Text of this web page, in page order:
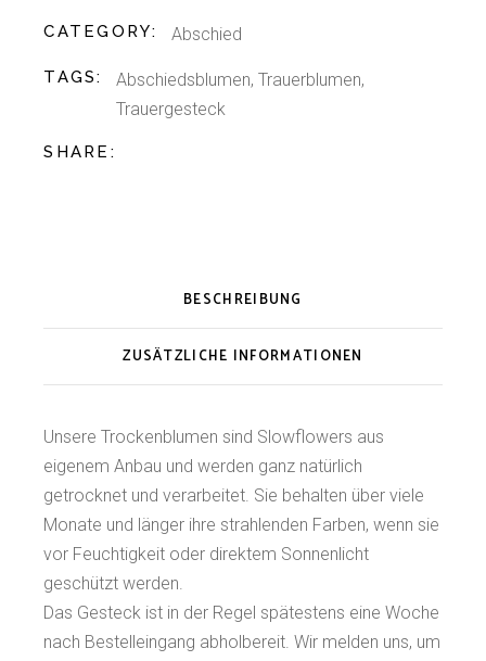
CATEGORY: Abschied
TAGS: Abschiedsblumen, Trauerblumen,
Trauergesteck
SHARE:
BESCHREIBUNG
ZUSÄTZLICHE INFORMATIONEN
Unsere Trockenblumen sind Slowflowers aus
eigenem Anbau und werden ganz natürlich
getrocknet und verarbeitet. Sie behalten über viele
Monate und länger ihre strahlenden Farben, wenn sie
vor Feuchtigkeit oder direktem Sonnenlicht
geschützt werden.
Das Gesteck ist in der Regel spätestens eine Woche
nach Bestelleingang abholbereit. Wir melden uns, um